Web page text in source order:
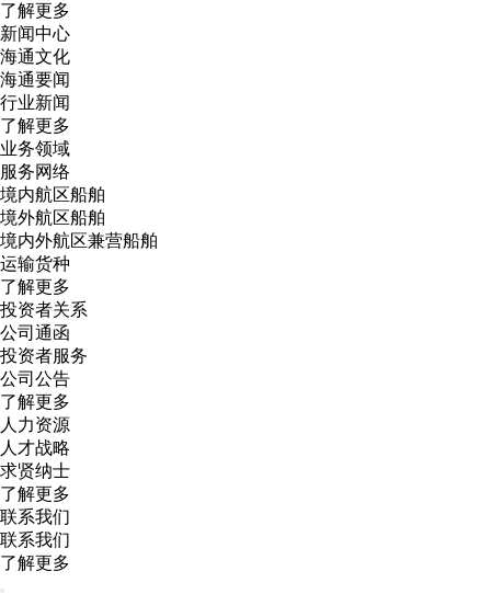
了解更多
新闻中心
海通文化
海通要闻
行业新闻
了解更多
业务领域
服务网络
境内航区船舶
境外航区船舶
境内外航区兼营船舶
运输货种
了解更多
投资者关系
公司通函
投资者服务
公司公告
了解更多
人力资源
人才战略
求贤纳士
了解更多
联系我们
联系我们
了解更多